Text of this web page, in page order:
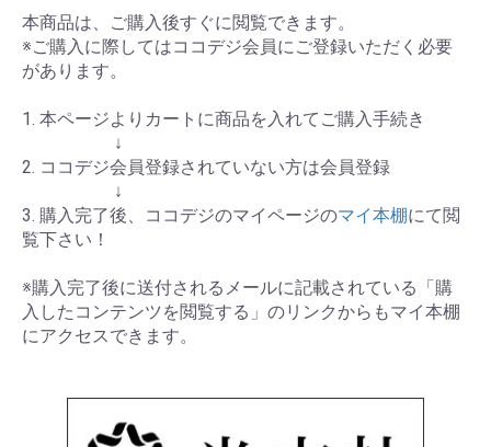
本商品は、ご購入後すぐに閲覧できます。
※ご購入に際してはココデジ会員にご登録いただく必要
があります。
1. 本ページよりカートに商品を入れてご購入手続き
↓
2. ココデジ会員登録されていない方は会員登録
↓
3. 購入完了後、ココデジのマイページのマイ本棚にて閲
覧下さい！
※購入完了後に送付されるメールに記載されている「購
入したコンテンツを閲覧する」のリンクからもマイ本棚
にアクセスできます。